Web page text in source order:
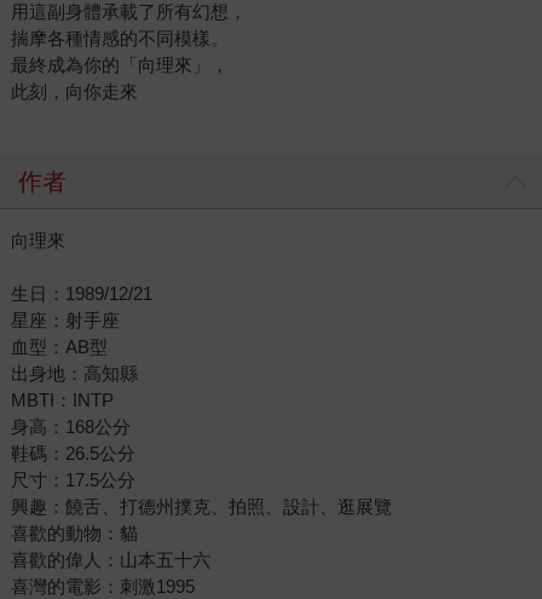
用這副身體承載了所有幻想，
揣摩各種情感的不同模樣。
最終成為你的「向理來」，
此刻，向你走來
作者
向理來
生日：1989/12/21
星座：射手座
血型：AB型
出身地：高知縣
MBTI：INTP
身高：168公分
鞋碼：26.5公分
尺寸：17.5公分
興趣：饒舌、打德州撲克、拍照、設計、逛展覽
喜歡的動物：貓
喜歡的偉人：山本五十六
喜灣的電影：刺激1995